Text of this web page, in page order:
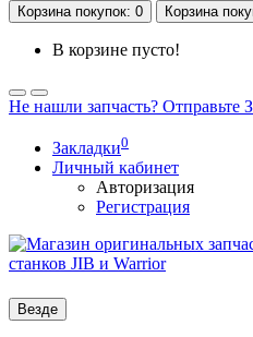
Корзинапокупок: 0 Корзина
В корзине пусто!
Не нашли запчасть?
Закладки0
Личный кабинет
Авторизация
Регистрация
Везде